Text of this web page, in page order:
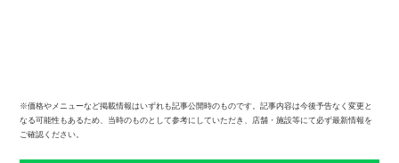
※価格やメニューなど掲載情報はいずれも記事公開時のものです。記事内容は今後予告なく変更と
なる可能性もあるため、当時のものとして参考にしていただき、店舗・施設等にて必ず最新情報を
ご確認ください。